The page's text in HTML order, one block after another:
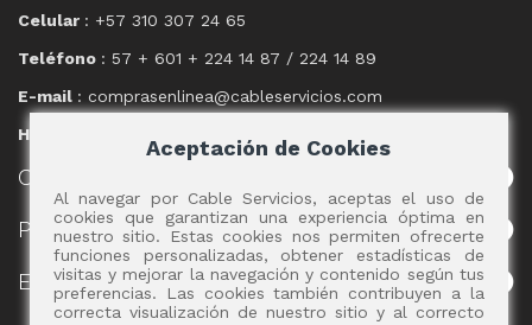
Celular : +57 310 307 24 65
Teléfono : 57 + 601 + 224 14 87 / 224 14 89
E-mail : comprasenlinea@cableservicios.com
Horario
CABLE
POLÍTICAS
EVENTOS
Aceptación de Cookies
Al navegar por Cable Servicios, aceptas el uso de
cookies que garantizan una experiencia óptima en
nuestro sitio. Estas cookies nos permiten ofrecerte
funciones personalizadas, obtener estadísticas de
visitas y mejorar la navegación y contenido según tus
preferencias. Las cookies también contribuyen a la
correcta visualización de nuestro sitio y al correcto